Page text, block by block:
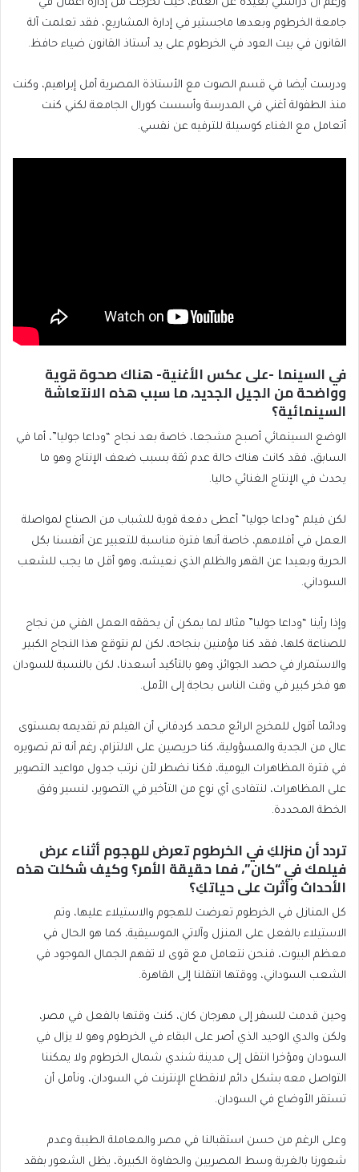
ورغم أن دراستي بعيدة عن الغناء، حيث تخرجت من إدارة أعمال في
جامعة الخرطوم وبعدها ماجستير في إدارة المشاريع، فقد تعلمت آلة
القانون في بيت العود في الخرطوم على يد أستاذ القانون ضياء حافظ.
ودرست أيضا في قسم الصوت مع الأستاذة المصرية أمل إبراهيم، وكنت
منذ الطفولة أغني في المدرسة وأسست كورال الجامعة لكني كنت
أتعامل مع الغناء كوسيلة للترفيه عن نفسي.
في السينما -على عكس الأغنية- هناك صحوة قوية
وواضحة من الجيل الجديد، ما سبب هذه الانتعاشة
السينمائية؟
الوضع السينمائي أصبح مشجعا، خاصة بعد نجاح “وداعا جوليا”، أما في
السابق، فقد كانت هناك حالة عدم ثقة بسبب ضعف الإنتاج وهو ما
يحدث في الإنتاج الغنائي حاليا.
لكن فيلم “وداعا جوليا” أعطى دفعة قوية للشباب من الصناع لمواصلة
العمل في أفلامهم، خاصة أنها فترة مناسبة للتعبير عن أنفسنا بكل
الحرية وبعيدا عن القهر والظلم الذي نعيشه، وهو أقل ما يجب للشعب
السوداني.
وإذا رأينا “وداعا جوليا” مثالا لما يمكن أن يحققه العمل الفني من نجاح
للصناعة كلها، فقد كنا مؤمنين بنجاحه، لكن لم نتوقع هذا النجاح الكبير
والاستمرار في حصد الجوائز، وهو بالتأكيد أسعدنا، لكن بالنسبة للسودان
هو فخر كبير في وقت الناس بحاجة إلى الأمل.
ودائما أقول للمخرج الرائع محمد كردفاني أن الفيلم تم تقديمه بمستوى
عال من الجدية والمسؤولية، كنا حريصين على الالتزام، رغم أنه تم تصويره
في فترة المظاهرات اليومية، فكنا نضطر لأن نرتب جدول مواعيد التصوير
على المظاهرات، لنتفادى أي نوع من التأخير في التصوير، لنسير وفق
الخطة المحددة.
تردد أن منزلكِ في الخرطوم تعرض للهجوم أثناء عرض
فيلمك في “كان”، فما حقيقة الأمر؟ وكيف شكلت هذه
الأحداث وأثرت على حياتكِ؟
كل المنازل في الخرطوم تعرضت للهجوم والاستيلاء عليها، وتم
الاستيلاء بالفعل على المنزل وآلاتي الموسيقية، كما هو الحال في
معظم البيوت، فنحن نتعامل مع قوى لا تفهم الجمال الموجود في
الشعب السوداني، ووقتها انتقلنا إلى القاهرة.
وحين قدمت للسفر إلى مهرجان كان، كنت وقتها بالفعل في مصر،
ولكن والدي الوحيد الذي أصر على البقاء في الخرطوم وهو لا يزال في
السودان ومؤخرا انتقل إلى مدينة شندي شمال الخرطوم ولا يمكننا
التواصل معه بشكل دائم لانقطاع الإنترنت في السودان، ونأمل أن
تستقر الأوضاع في السودان.
وعلى الرغم من حسن استقبالنا في مصر والمعاملة الطيبة وعدم
شعورنا بالغربة وسط المصريين والحفاوة الكبيرة، يظل الشعور بفقد